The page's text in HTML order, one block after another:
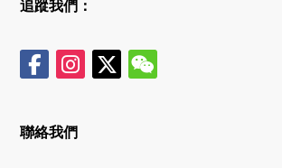
追蹤我們：
聯絡我們